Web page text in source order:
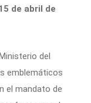
de abril de
del
emblemáticos
el mandato de